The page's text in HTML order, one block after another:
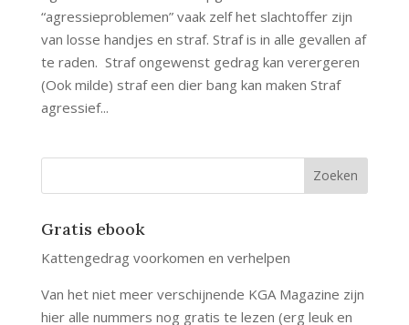
“agressieproblemen” vaak zelf het slachtoffer zijn
van losse handjes en straf. Straf is in alle gevallen af
te raden. Straf ongewenst gedrag kan verergeren
(Ook milde) straf een dier bang kan maken Straf
agressief...
Gratis ebook
Kattengedrag voorkomen en verhelpen
Van het niet meer verschijnende KGA Magazine zijn
hier alle nummers nog gratis te lezen (erg leuk en